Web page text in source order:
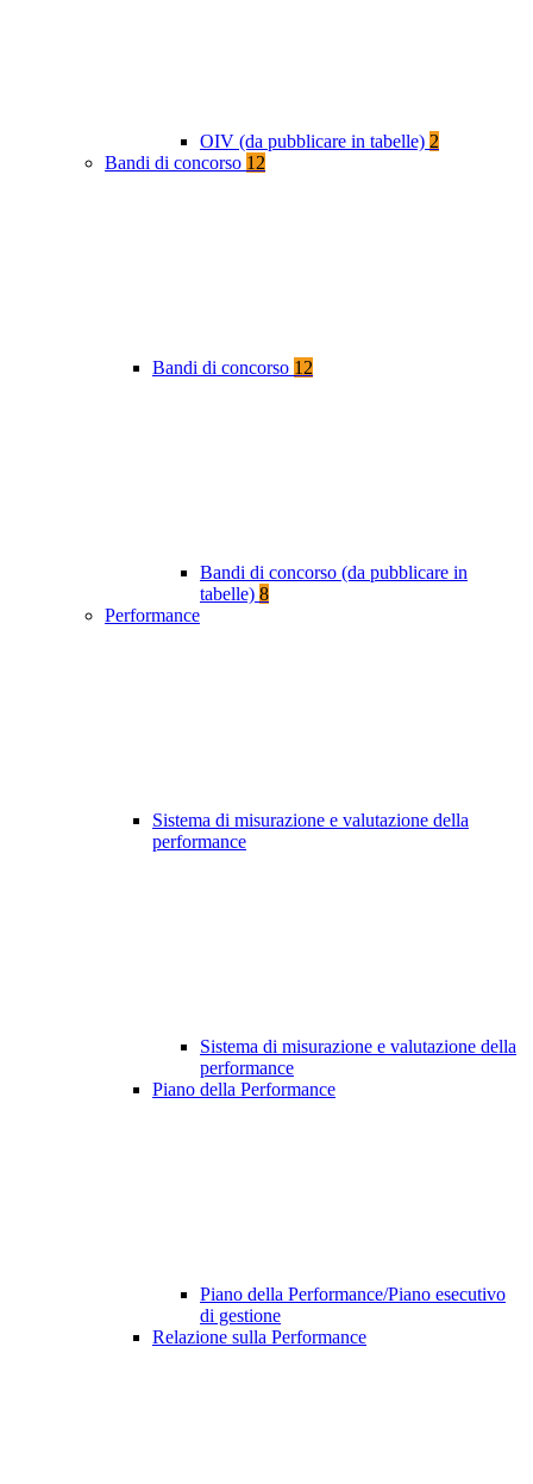
OIV (da pubblicare in tabelle) 2
Bandi di concorso 12
Bandi di concorso 12
Bandi di concorso (da pubblicare in
tabelle) 8
Performance
Sistema di misurazione e valutazione della
performance
Sistema di misurazione e valutazione della
performance
Piano della Performance
Piano della Performance/Piano esecutivo
di gestione
Relazione sulla Performance